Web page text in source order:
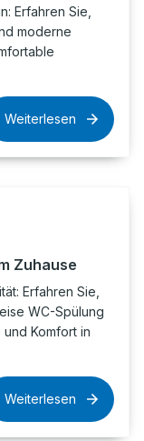
Erfahren Sie,
moderne
Weiterlesen
Zuhause
Erfahren Sie,
WC-Spülung
Komfort in
Weiterlesen